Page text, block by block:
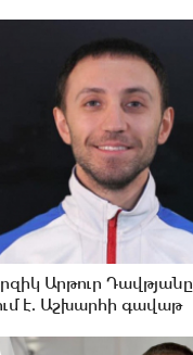
Արթուր Դավթյանը
է. Աշխարհի գավաթ